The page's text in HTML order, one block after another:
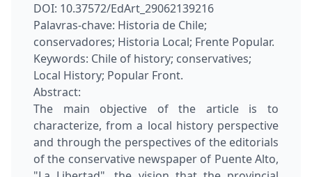
DOI: 10.37572/EdArt_29062139216
Palavras-chave: Historia de Chile;
conservadores; Historia Local; Frente Popular.
Keywords: Chile of history; conservatives;
Local History; Popular Front.
Abstract:
The main objective of the article is to
characterize, from a local history perspective
and through the perspectives of the editorials
of the conservative newspaper of Puente Alto,